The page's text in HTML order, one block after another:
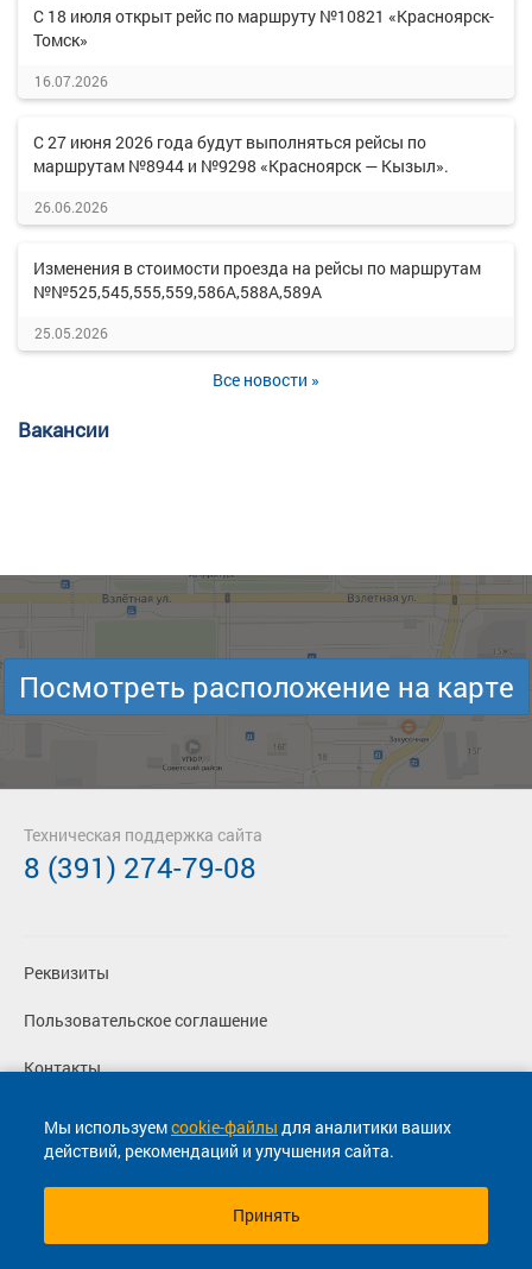
С 18 июля открыт рейс по маршруту №10821 «Красноярск-
Томск»
16.07.2026
С 27 июня 2026 года будут выполняться рейсы по
маршрутам №8944 и №9298 «Красноярск — Кызыл».
26.06.2026
Изменения в стоимости проезда на рейсы по маршрутам
№№525,545,555,559,586А,588А,589А
25.05.2026
Все новости »
Вакансии
Мы используемcookie-файлы для аналитики ваших
действий, рекомендаций и улучшения сайта.
Принять
Посмотреть расположение на карте
Реквизиты
Пользовательское соглашение
Контакты
Политика конфиденциальности
Перевозчикам
Техническая поддержка сайта
8 (391) 274-79-08
© 2013-2026, ООО "Капитал"- Онлайн сервис продажи